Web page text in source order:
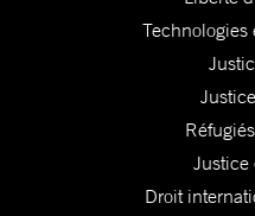
Technologies
Droit